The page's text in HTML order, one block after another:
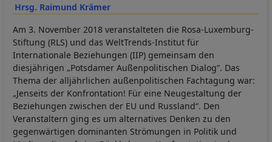
Hrsg. Raimund Krämer
Am 3. November 2018 veranstalteten die Rosa-Luxemburg-
Stiftung (RLS) und das WeltTrends-Institut für
Internationale Beziehungen (IIP) gemeinsam den
diesjährigen „Potsdamer Außenpolitischen Dialog“. Das
Thema der alljährlichen außenpolitischen Fachtagung war:
„Jenseits der Konfrontation! Für eine Neugestaltung der
Beziehungen zwischen der EU und Russland“. Den
Veranstaltern ging es um alternatives Denken zu den
gegenwärtigen dominanten Strömungen in Politik und